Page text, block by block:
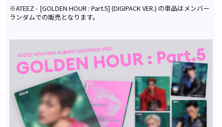
※ATEEZ - [GOLDEN HOUR : Part.5] (DIGIPACK VER.) の単品はメンバー
ランダムでの販売となります。